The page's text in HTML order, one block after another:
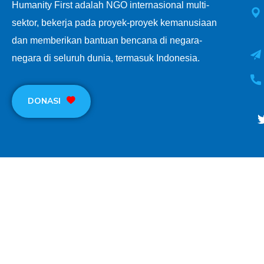
Humanity First adalah NGO internasional multi-
sektor, bekerja pada proyek-proyek kemanusiaan
dan memberikan bantuan bencana di negara-
negara di seluruh dunia, termasuk Indonesia.
DONASI